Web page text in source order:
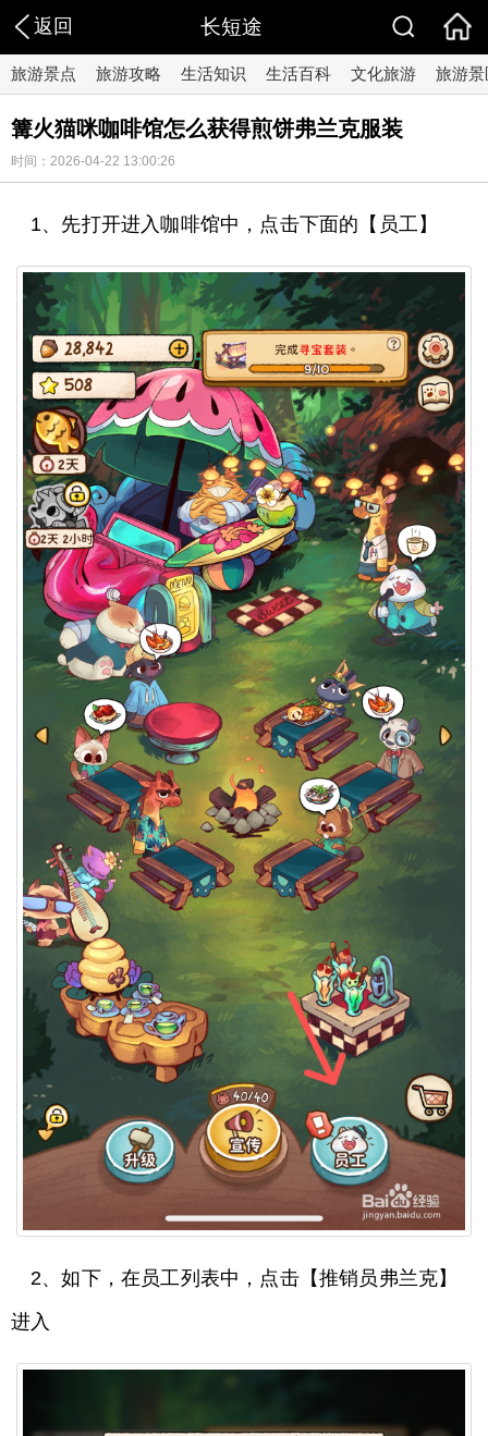
返回 长短途
旅游景点 旅游攻略 生活知识 生活百科 文化旅游 旅游景
篝火猫咪咖啡馆怎么获得煎饼弗兰克服装
时间：2026-04-22 13:00:26
1、先打开进入咖啡馆中，点击下面的【员工】
2、如下，在员工列表中，点击【推销员弗兰克】
进入